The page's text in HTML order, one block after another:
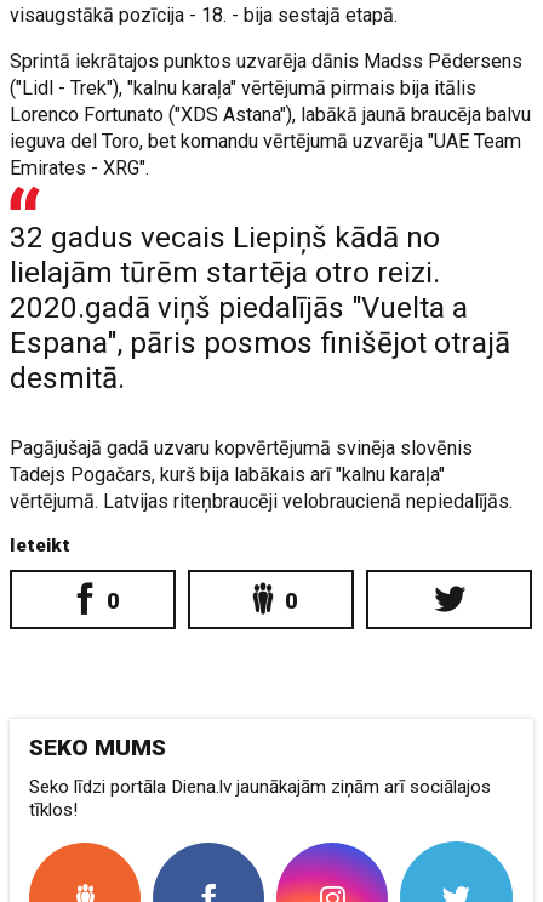
visaugstākā pozīcija - 18. - bija sestajā etapā.
Sprintā iekrātajos punktos uzvarēja dānis Madss Pēdersens
("Lidl - Trek"), "kalnu karaļa" vērtējumā pirmais bija itālis
Lorenco Fortunato ("XDS Astana"), labākā jaunā braucēja balvu
ieguva del Toro, bet komandu vērtējumā uzvarēja "UAE Team
Emirates - XRG".
32 gadus vecais Liepiņš kādā no
lielajām tūrēm startēja otro reizi.
2020.gadā viņš piedalījās "Vuelta a
Espana", pāris posmos finišējot otrajā
desmitā.
Pagājušajā gadā uzvaru kopvērtējumā svinēja slovēnis
Tadejs Pogačars, kurš bija labākais arī "kalnu karaļa"
vērtējumā. Latvijas riteņbraucēji velobraucienā nepiedalījās.
Ieteikt
0 0
SEKO MUMS
Seko līdzi portāla Diena.lv jaunākajām ziņām arī sociālajos
tīklos!